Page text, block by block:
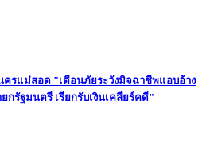
ครแม่สอด "เตือนภัยระวังมิจฉาชีพแอบอ้าง
กรัฐมนตรี เรียกรับเงินเคลียร์คดี"